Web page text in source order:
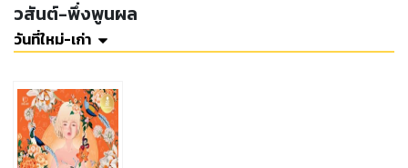
วสันต์-พึ่งพูนผล
วันที่ใหม่-เก่า